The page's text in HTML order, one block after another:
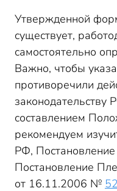
Утвержденной
существует,
самостоятельно
Важно, чтобы
противоречили
законодательству
составлением
рекомендуем
РФ,
Постановление
от 16.11.2006 № 52